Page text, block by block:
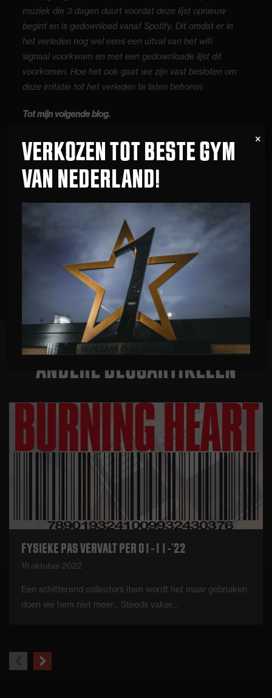
muziek die 3 dagen duurt voordat deze lijst opnieuw
begint en is gedownload vanaf Spotify. Dit omdat er in
het verleden nog wel eens een uitval van het wifi
signaal voorkwam en met een gedownloade lijst dit
voorkomen. Hoe het ook gaat we zijn vast besloten om
deze irritatie tot het verleden te laten behoren.
Tot mijn volgende blog.
Terug naar overzicht
ANDERE BLOGARTIKELEN
FYSIEKE PAS VERVALT PER 01-11-’22
18 oktober 2022
Een schitterend collectors item wordt het maar gebruiken
doen we hem niet meer... Steeds vaker…
previous
VERKOZEN TOT BESTE GYM
VAN NEDERLAND!